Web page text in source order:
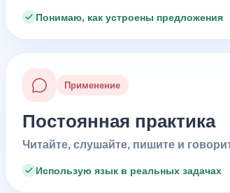
Понимаю, как устроены предложения
Применение
Постоянная практика
Читайте, слушайте, пишите и
Использую язык в реальных задачах